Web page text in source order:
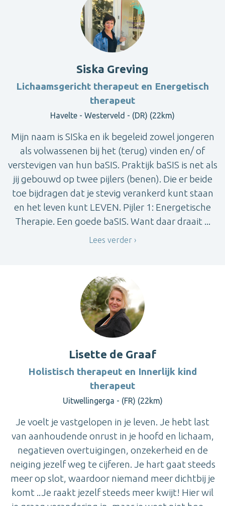
Siska Greving
Lichaamsgericht therapeut en Energetisch
therapeut
Havelte - Westerveld - (DR) (22km)
Mijn naam is SISka en ik begeleid zowel jongeren
als volwassenen bij het (terug) vinden en/ of
verstevigen van hun baSIS. Praktijk baSIS is net als
jij gebouwd op twee pijlers (benen). Die er beide
toe bijdragen dat je stevig verankerd kunt staan
en het leven kunt LEVEN. Pijler 1: Energetische
Therapie. Een goede baSIS. Want daar draait ...
Lees verder
Lisette de Graaf
Holistisch therapeut en Innerlijk kind
therapeut
Uitwellingerga - (FR) (22km)
Je voelt je vastgelopen in je leven. Je hebt last
van aanhoudende onrust in je hoofd en lichaam,
negatieven overtuigingen, onzekerheid en de
neiging jezelf weg te cijferen. Je hart gaat steeds
meer op slot, waardoor niemand meer dichtbij je
komt ..Je raakt jezelf steeds meer kwijt! Hier wil